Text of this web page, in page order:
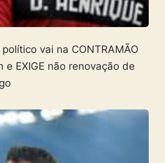
vai na CONTRAMÃO
e EXIGE não renovação de